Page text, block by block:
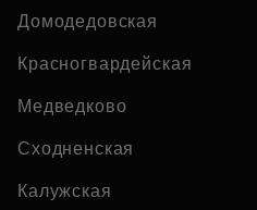
Домодедовская
Красногвардейская
Медведково
Сходненская
Калужская